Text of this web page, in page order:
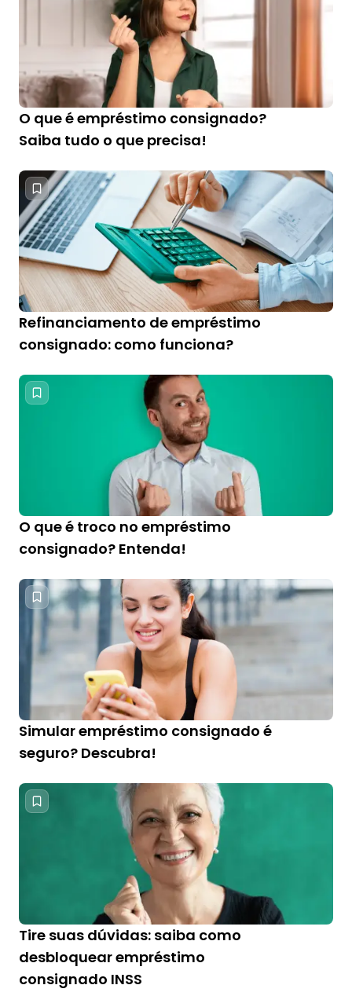
O que é empréstimo consignado?
Saiba tudo o que precisa!
Refinanciamento de empréstimo
consignado: como funciona?
O que é troco no empréstimo
consignado? Entenda!
Simular empréstimo consignado é
seguro? Descubra!
Tire suas dúvidas: saiba como
desbloquear empréstimo
consignado INSS